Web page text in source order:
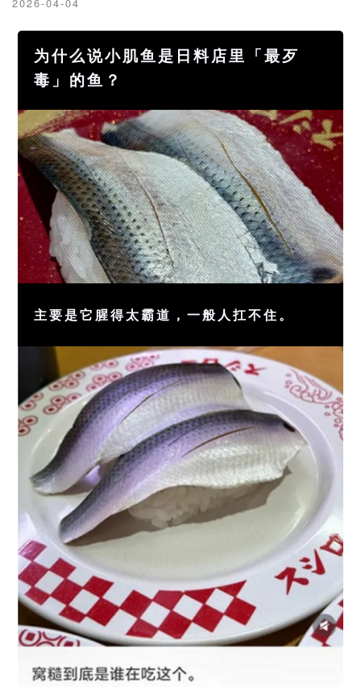
为什么说小肌鱼是日料店里「最歹
毒」的鱼？
主要是它腥得太霸道，一般人扛不住。